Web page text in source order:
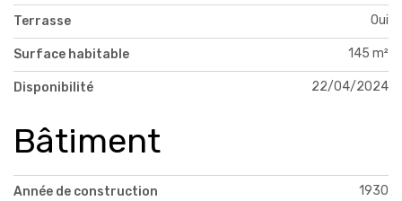
Terrasse Oui
Surface habitable 145 m²
Disponibilité 22/04/2024
Bâtiment
Année de construction 1930